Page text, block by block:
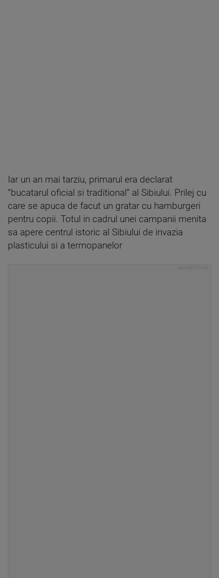
Iar un an mai tarziu, primarul era declarat
“bucatarul oficial si traditional” al Sibiului. Prilej cu
care se apuca de facut un gratar cu hamburgeri
pentru copii. Totul in cadrul unei campanii menita
sa apere centrul istoric al Sibiului de invazia
plasticului si a termopanelor